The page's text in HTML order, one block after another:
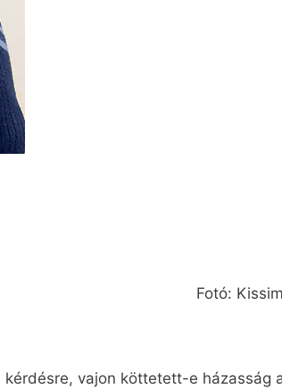
Fotó:
vajon köttetett-e házasság